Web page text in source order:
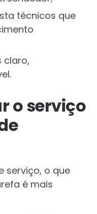
técnicos que
claro,
o serviço
serviço, o que
é mais